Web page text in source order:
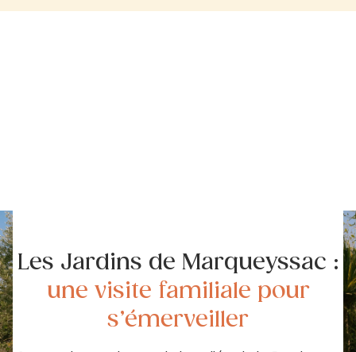
Les Jardins de Marqueyssac :
une visite familiale pour
s’émerveiller